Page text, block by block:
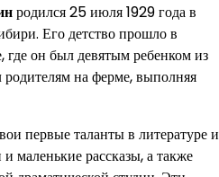
родился 25 июля 1929 года в
Его детство прошло в
где он был девятым ребенком из
на ферме, выполняя
первые таланты в литературе и
маленькие рассказы, а также